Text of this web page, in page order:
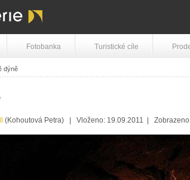
Fotobanka Turistické cíle
dýně
(Kohoutová Petra) | Vloženo: 19.09.2011 |